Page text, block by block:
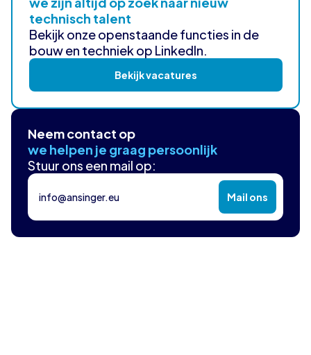
technisch talent
Bekijk onze openstaande functies in de
bouw en techniek op LinkedIn.
Bekijk vacatures
Neem contact op
we helpen je graag persoonlijk
Stuur ons een mail op:
info@ansinger.eu Mail ons